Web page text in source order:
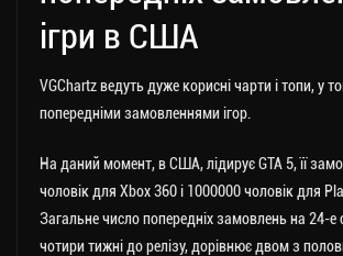
ігри в США
VGChartz ведуть дуже корисні чарти і топи, у
попередніми замовленнями ігор.
На даний момент, в США, лідирує GTA 5, її
чоловік для Xbox 360 і 1000000 чоловік для
Загальне число попередніх замовлень на 24-е
чотири тижні до релізу, дорівнює двом з